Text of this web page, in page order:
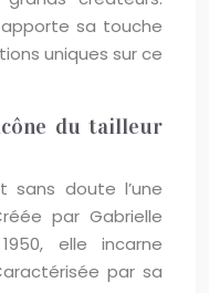
sa touche
uniques sur ce
du tailleur
sans doute l’une
par Gabrielle
elle incarne
par sa